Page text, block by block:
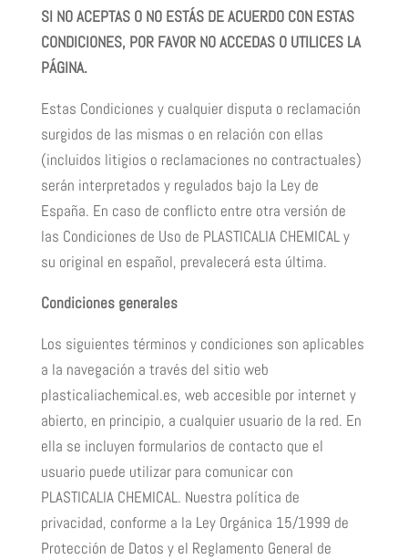
SI NO ACEPTAS O NO ESTÁS DE ACUERDO CON ESTAS
CONDICIONES, POR FAVOR NO ACCEDAS O UTILICES LA
PÁGINA.
Estas Condiciones y cualquier disputa o reclamación
surgidos de las mismas o en relación con ellas
(incluidos litigios o reclamaciones no contractuales)
serán interpretados y regulados bajo la Ley de
España. En caso de conflicto entre otra versión de
las Condiciones de Uso de PLASTICALIA CHEMICAL y
su original en español, prevalecerá esta última.
Condiciones generales
Los siguientes términos y condiciones son aplicables
a la navegación a través del sitio web
plasticaliachemical.es, web accesible por internet y
abierto, en principio, a cualquier usuario de la red. En
ella se incluyen formularios de contacto que el
usuario puede utilizar para comunicar con
PLASTICALIA CHEMICAL. Nuestra política de
privacidad, conforme a la Ley Orgánica 15/1999 de
Protección de Datos y el Reglamento General de